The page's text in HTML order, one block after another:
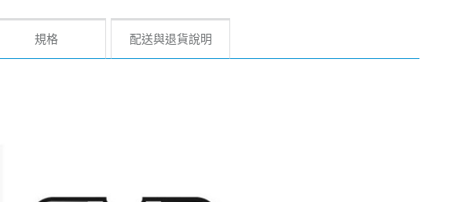
規格 配送與退貨說明